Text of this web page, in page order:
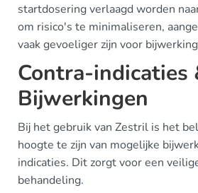
startdosering verlaagd worden
om risico's te minimaliseren,
vaak gevoeliger zijn voor
Contra-indicaties
Bijwerkingen
Bij het gebruik van Zestril is het
hoogte te zijn van mogelijke
indicaties. Dit zorgt voor een
behandeling.